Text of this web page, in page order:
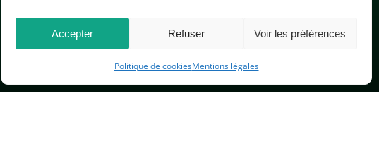
Accepter Refuser Voir les préférences
Politique de cookiesMentions légales